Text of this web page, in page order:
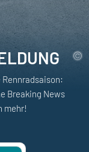
Breaking News
mehr!